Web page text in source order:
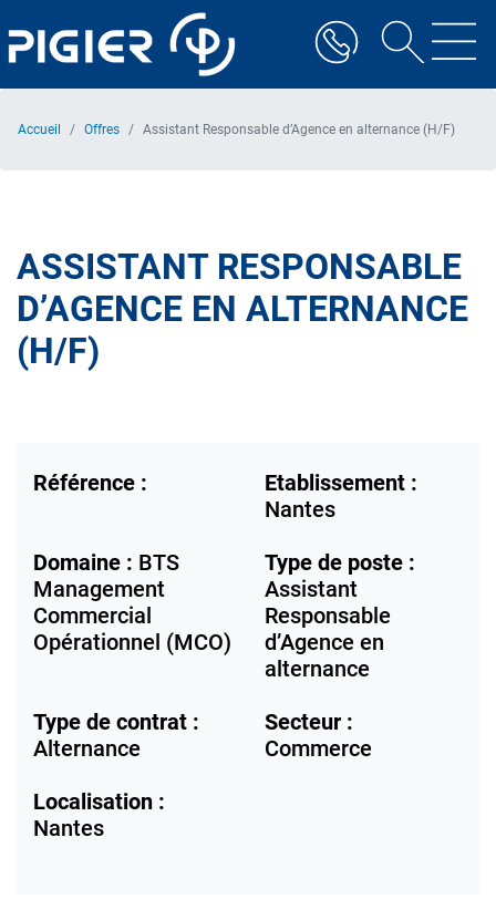
au
contenu
Accueil Offres Assistant Responsable d’Agence en alternance (H/F)
ASSISTANT RESPONSABLE
D’AGENCE EN ALTERNANCE
(H/F)
Référence :
Etablissement :
Nantes
Domaine : BTS
Management
Commercial
Opérationnel (MCO)
Type de poste :
Assistant
Responsable
d’Agence en
alternance
Type de contrat :
Alternance
Secteur :
Commerce
Localisation :
Nantes